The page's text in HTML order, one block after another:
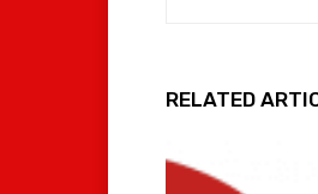
RELATED